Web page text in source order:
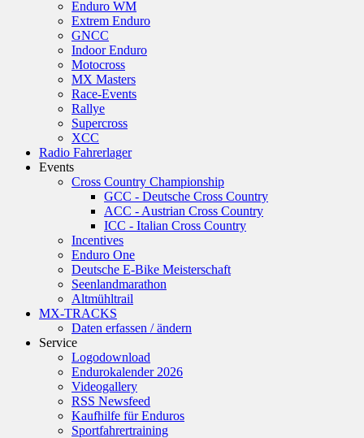
Enduro WM
Extrem Enduro
GNCC
Indoor Enduro
Motocross
MX Masters
Race-Events
Rallye
Supercross
XCC
Radio Fahrerlager
Events
Cross Country Championship
GCC - Deutsche Cross Country
ACC - Austrian Cross Country
ICC - Italian Cross Country
Incentives
Enduro One
Deutsche E-Bike Meisterschaft
Seenlandmarathon
Altmühltrail
MX-TRACKS
Daten erfassen / ändern
Service
Logodownload
Endurokalender 2026
Videogallery
RSS Newsfeed
Kaufhilfe für Enduros
Sportfahrertraining